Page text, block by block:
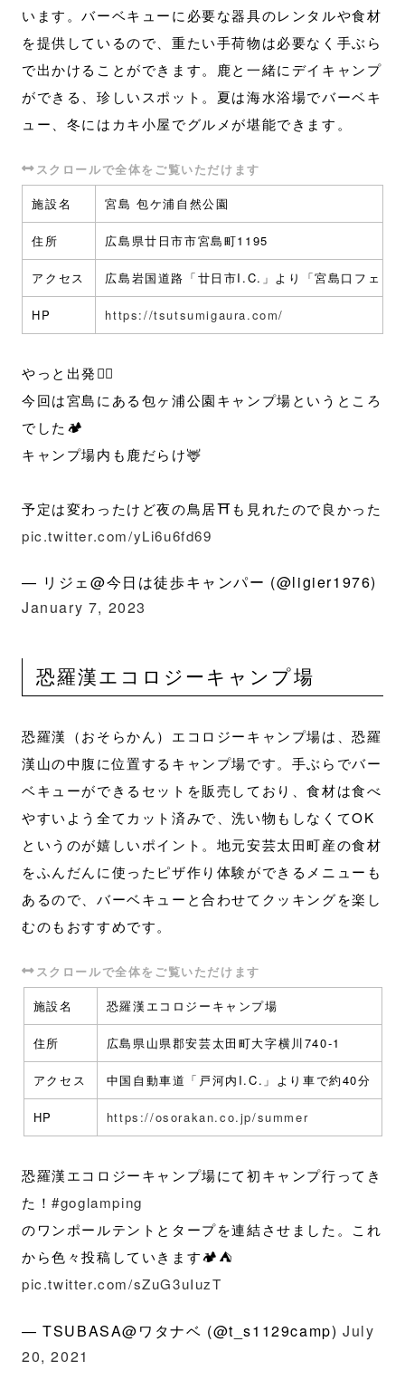
います。バーベキューに必要な器具のレンタルや食材
を提供しているので、重たい手荷物は必要なく手ぶら
で出かけることができます。鹿と一緒にデイキャンプ
ができる、珍しいスポット。夏は海水浴場でバーベキ
ュー、冬にはカキ小屋でグルメが堪能できます。
施設名 宮島 包ケ浦自然公園
住所 広島県廿日市市宮島町1195
アクセス 広島岩国道路「廿日市I.C.」より「宮島口フェリ
HP https://tsutsumigaura.com/
やっと出発🚴‍♂️
今回は宮島にある包ヶ浦公園キャンプ場というところ
でした🏕
キャンプ場内も鹿だらけ🦌
予定は変わったけど夜の鳥居⛩も見れたので良かった
pic.twitter.com/yLi6u6fd69
— リジェ@今日は徒歩キャンパー (@ligier1976)
January 7, 2023
恐羅漢エコロジーキャンプ場
恐羅漢（おそらかん）エコロジーキャンプ場は、恐羅
漢山の中腹に位置するキャンプ場です。手ぶらでバー
ベキューができるセットを販売しており、食材は食べ
やすいよう全てカット済みで、洗い物もしなくてOK
というのが嬉しいポイント。地元安芸太田町産の食材
をふんだんに使ったピザ作り体験ができるメニューも
あるので、バーベキューと合わせてクッキングを楽し
むのもおすすめです。
施設名 恐羅漢エコロジーキャンプ場
住所 広島県山県郡安芸太田町大字横川740-1
アクセス 中国自動車道「戸河内I.C.」より車で約40分
HP https://osorakan.co.jp/summer
恐羅漢エコロジーキャンプ場にて初キャンプ行ってき
た！#goglamping
のワンポールテントとタープを連結させました。これ
から色々投稿していきます🏕⛺
pic.twitter.com/sZuG3uIuzT
— TSUBASA@ワタナベ (@t_s1129camp) July
20, 2021